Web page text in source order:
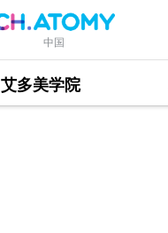
中国
艾多美学院